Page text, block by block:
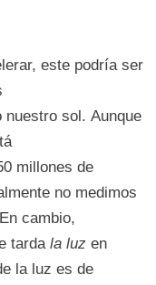
este podría ser
nuestro sol. Aunque
millones de
no medimos
cambio,
tardala luz en
la luz es de